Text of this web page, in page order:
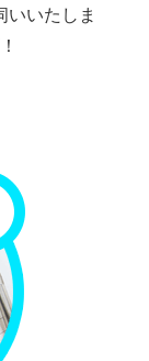
いいたしま